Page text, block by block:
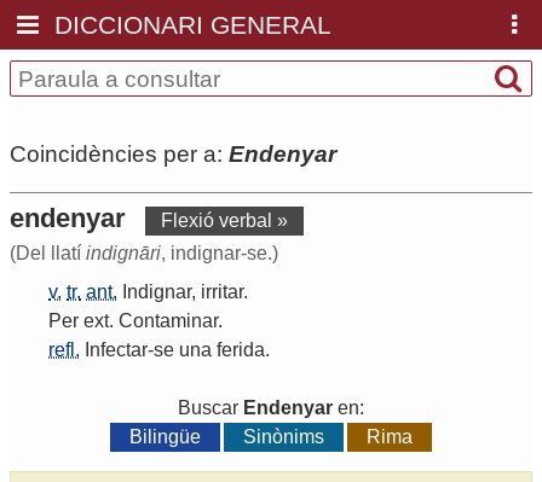
DICCIONARI GENERAL
Coincidències per a: Endenyar
endenyar
Flexió verbal »
(Del llatí indignāri, indignar-se.)
v. tr. ant. Indignar, irritar.
Per ext. Contaminar.
refl. Infectar-se una ferida.
Buscar Endenyar en:
Bilingüe
Sinònims Rima